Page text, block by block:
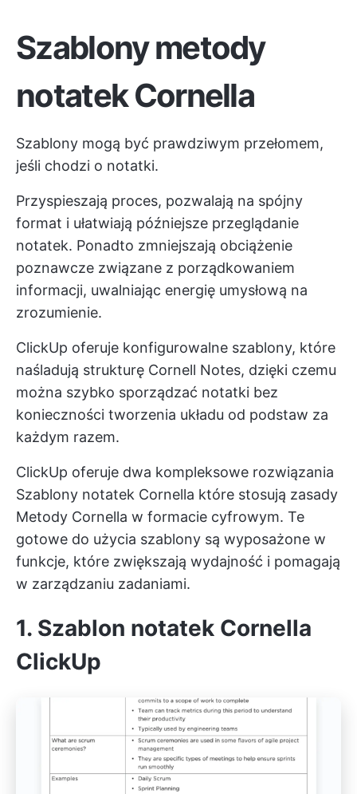
Szablony metody
notatek Cornella
Szablony mogą być prawdziwym przełomem,
jeśli chodzi o notatki.
Przyspieszają proces, pozwalają na spójny
format i ułatwiają późniejsze przeglądanie
notatek. Ponadto zmniejszają obciążenie
poznawcze związane z porządkowaniem
informacji, uwalniając energię umysłową na
zrozumienie.
ClickUp oferuje konfigurowalne szablony, które
naśladują strukturę Cornell Notes, dzięki czemu
można szybko sporządzać notatki bez
konieczności tworzenia układu od podstaw za
każdym razem.
ClickUp oferuje dwa kompleksowe rozwiązania
Szablony notatek Cornella które stosują zasady
Metody Cornella w formacie cyfrowym. Te
gotowe do użycia szablony są wyposażone w
funkcje, które zwiększają wydajność i pomagają
w zarządzaniu zadaniami.
1. Szablon notatek Cornella
ClickUp